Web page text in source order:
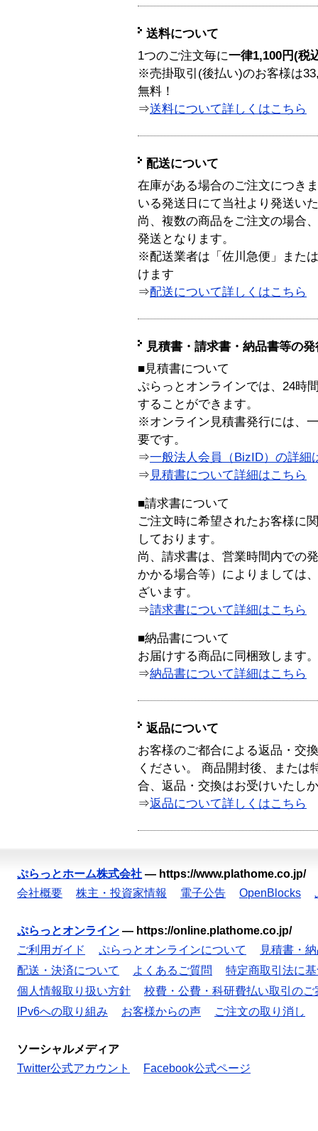
送料について
1つのご注文毎に一律1,100円(税
※売掛取引(後払い)のお客様は
無料！
⇒送料について詳しくはこちら
配送について
在庫がある場合のご注文につき
いる発送日にて当社より発送い
尚、複数の商品をご注文の場合
発送となります。
※配送業者は「佐川急便」また
けます
⇒配送について詳しくはこちら
見積書・請求書・納品書等の
■見積書について
ぷらっとオンラインでは、24時
することができます。
※オンライン見積書発行には、
要です。
⇒一般法人会員（BizID）の詳細
⇒ 見積書について詳細はこちら
■請求書について
ご注文時に希望されたお客様に
しております。
尚、請求書は、営業時間内での
かかる場合等）によりましては
ざいます。
⇒請求書について詳細はこちら
■納品書について
お届けする商品に同梱致します。
⇒納品書について詳細はこちら
返品について
お客様のご都合による返品・交
ください。 商品開封後、または
合、返品・交換はお受けいたし
⇒返品について詳しくはこちら
ぷらっとホーム株式会社 — https://www.plathome.co.jp/
会社概要
株主・投資家情報 電子公告 OpenBlocks
ぷらっとオンライン — https://online.plathome.co.jp/
ご利用ガイド
ぷらっとオンラインについて
見積書・
配送・決済について
よくあるご質問
特定商取引法に
個人情報取り扱い方針
校費・公費・科研費払い取引のご
IPv6への取り組み
お客様からの声 ご注文の取り消し
ソーシャルメディア
Twitter公式アカウント
Facebook公式ページ